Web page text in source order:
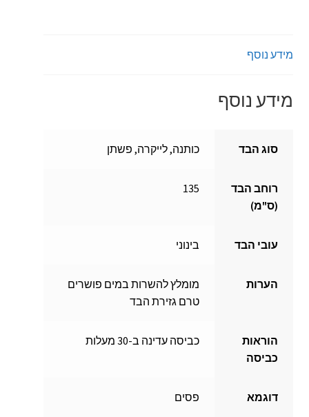
מידע נוסף
מידע נוסף
סוג הבד כותנה, לייקרה, פשתן
רוחב הבד
(ס"מ)
135
עובי הבד בינוני
הערות
מומלץ להשרות במים פושרים
טרם גזירת הבד
הוראות
כביסה
כביסה עדינה ב-30 מעלות
דוגמא פסים